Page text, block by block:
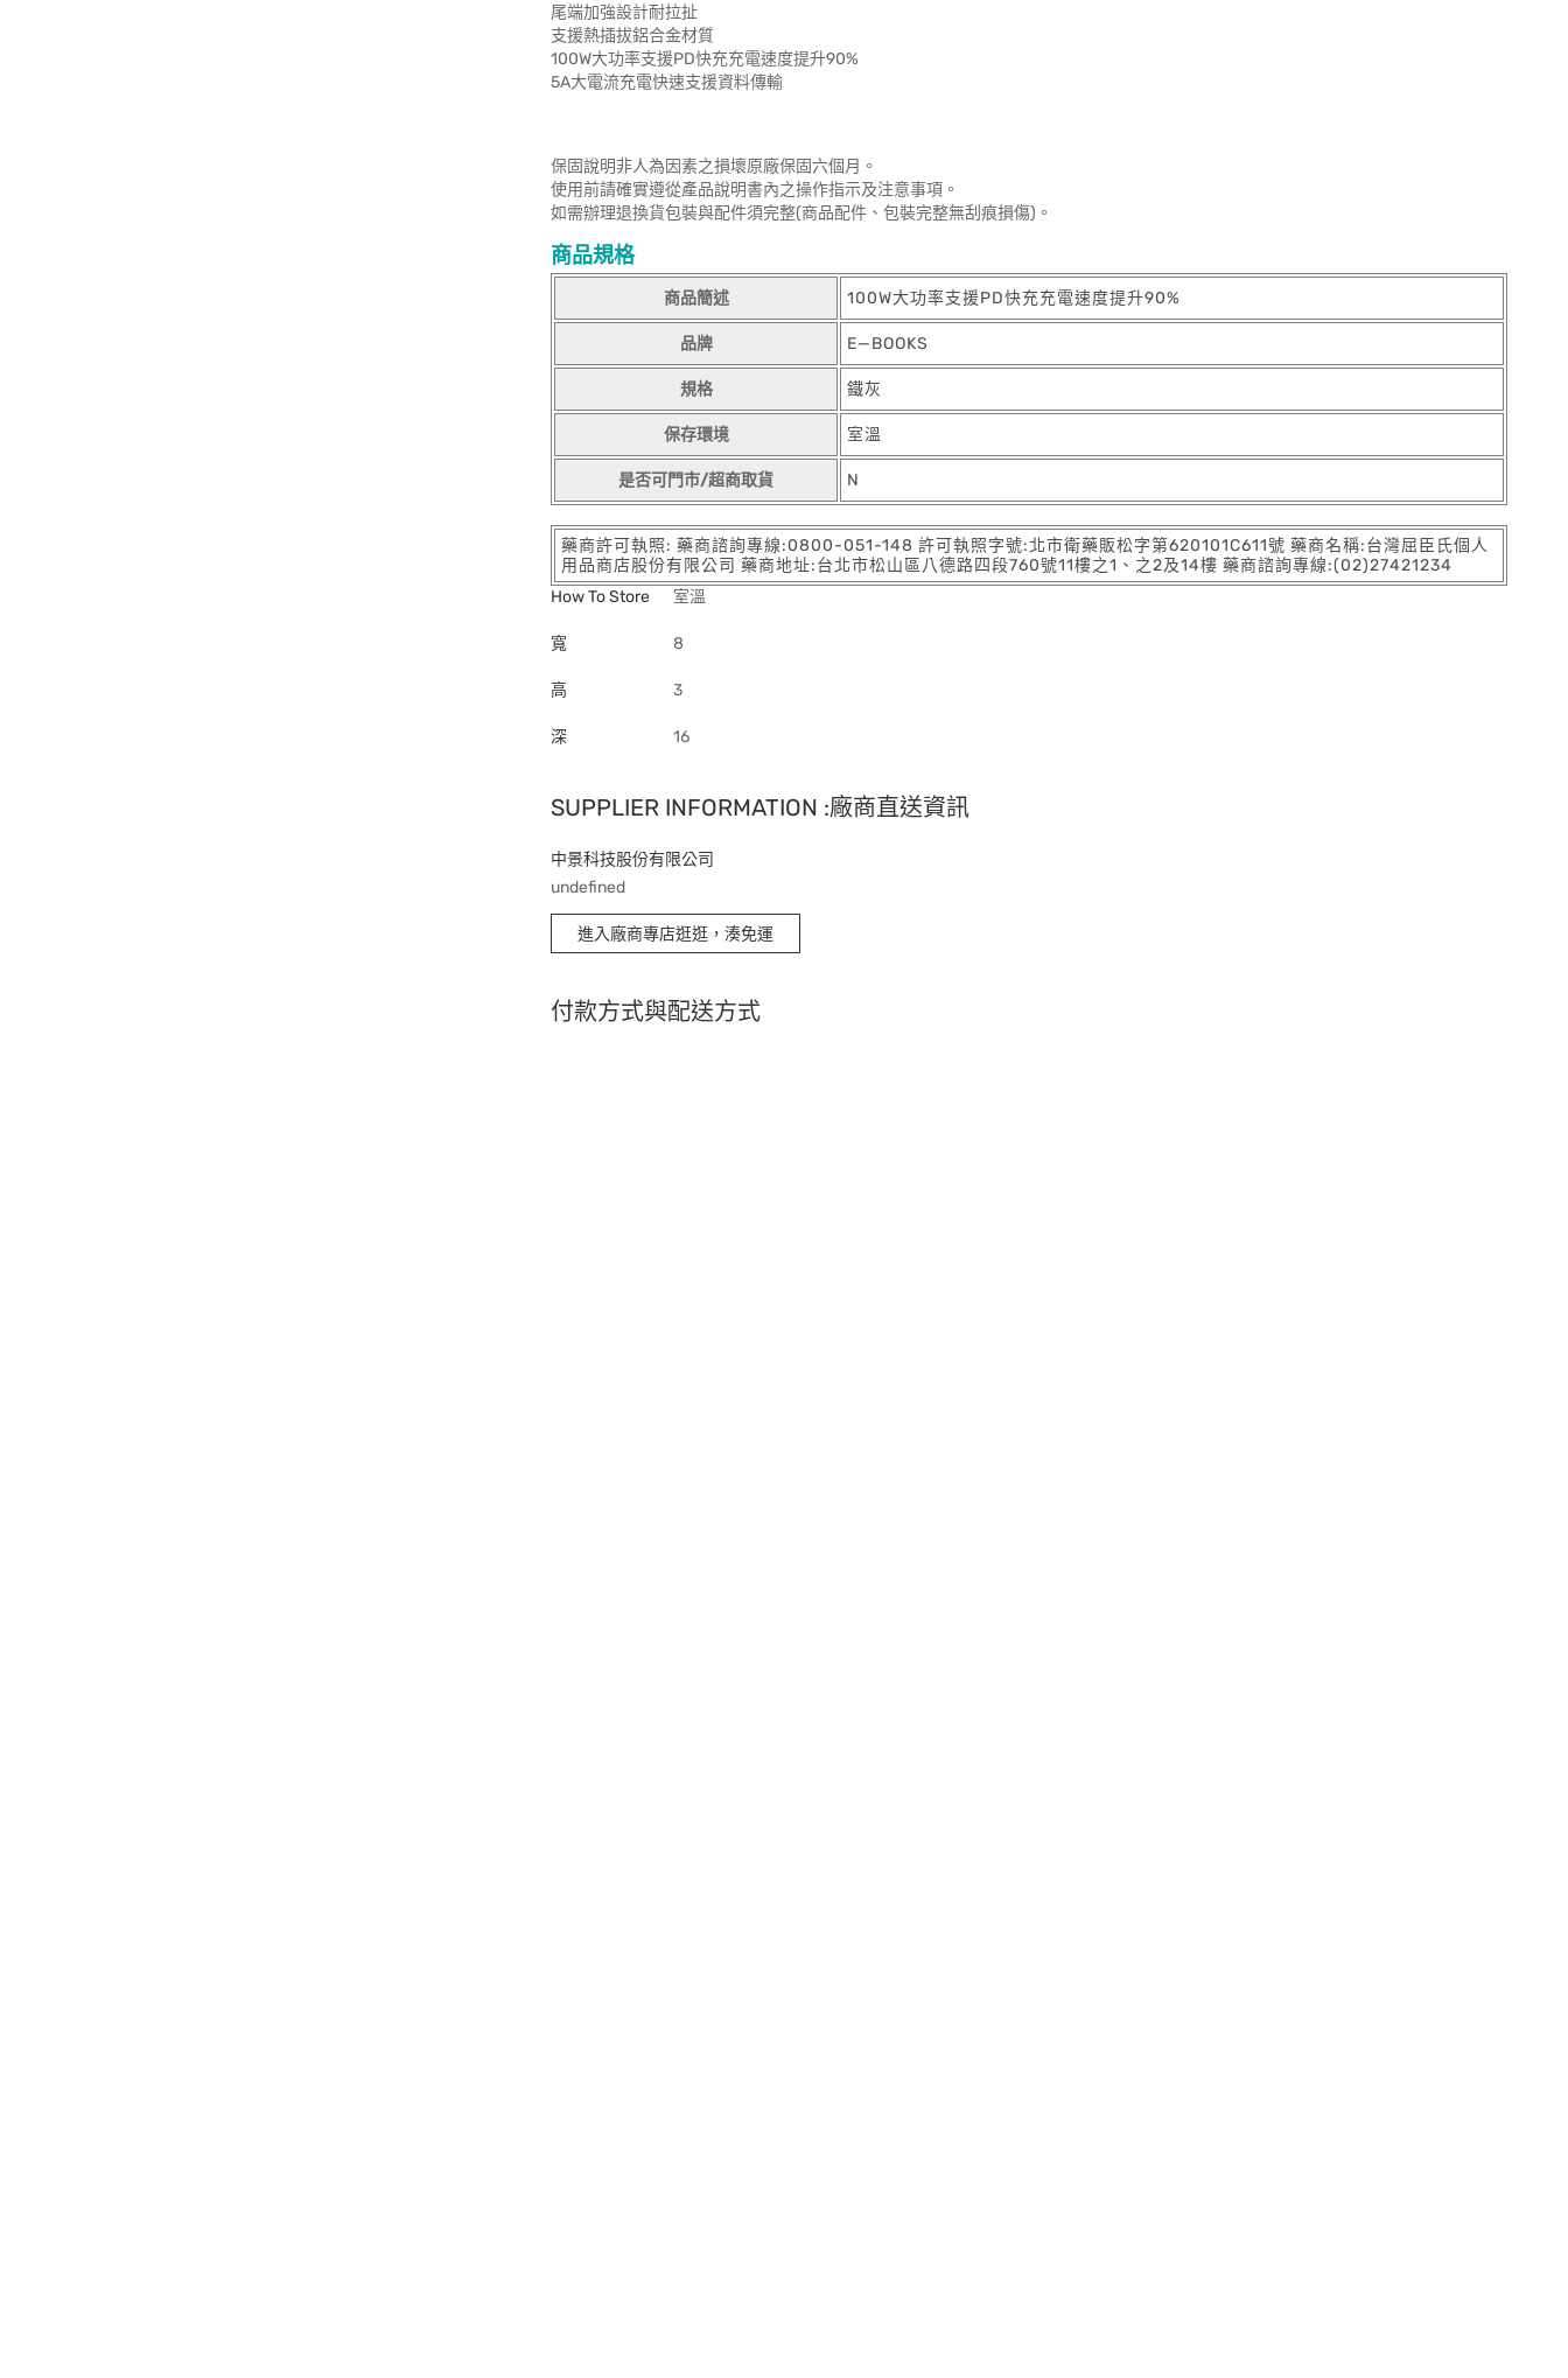
尾端加強設計耐拉扯
支援熱插拔鋁合金材質
100W大功率支援PD快充充電速度提升90%
5A大電流充電快速支援資料傳輸
保固說明非人為因素之損壞原廠保固六個月。
使用前請確實遵從產品說明書內之操作指示及注意事項。
如需辦理退換貨包裝與配件須完整(商品配件、包裝完整無刮痕損傷)。
商品規格
商品簡述 100W大功率支援PD快充充電速度提升90%
品牌 E—BOOKS
規格 鐵灰
保存環境 室溫
是否可門市/超商取貨 N
藥商許可執照: 藥商諮詢專線:0800-051-148 許可執照字號:北市衛藥販松字第620101C611號 藥商名稱:台灣屈臣氏個人
用品商店股份有限公司 藥商地址:台北市松山區八德路四段760號11樓之1、之2及14樓 藥商諮詢專線:(02)27421234
How To Store
室溫
寬 8
高 3
深 16
SUPPLIER INFORMATION :廠商直送資訊
中景科技股份有限公司
undefined
進入廠商專店逛逛，湊免運
付款方式與配送方式